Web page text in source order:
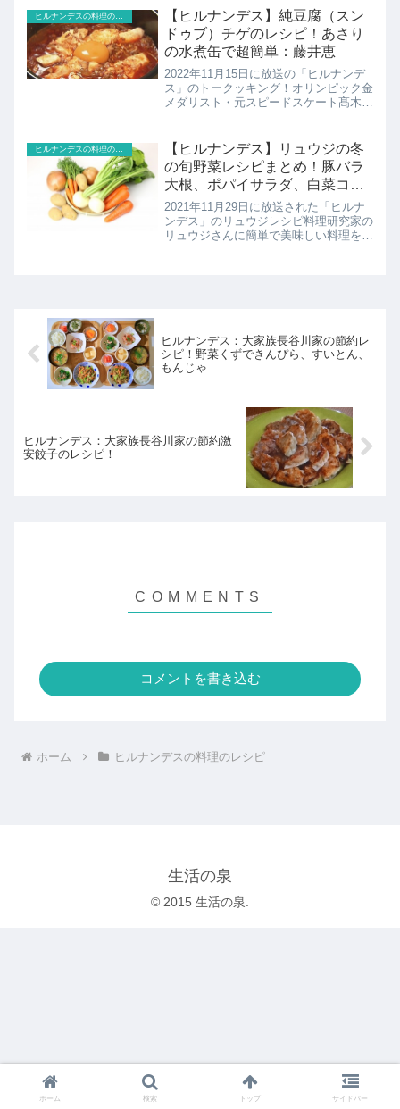
ヒルナンデスの料理のレシピ
【ヒルナンデス】純豆腐（スン
ドゥブ）チゲのレシピ！あさり
の水煮缶で超簡単：藤井恵
2022年11月15日に放送の「ヒルナンデ
ス」のトークッキング！オリンピック金
メダリスト・元スピードスケート髙木菜
料理研究家・藤井恵先生からこれからの
寒い日にぴった...
ヒルナンデスの料理のレシピ
【ヒルナンデス】リュウジの冬
の旬野菜レシピまとめ！豚バラ
大根、ポパイサラダ、白菜コー
ルスローほか
2021年11月29日に放送された「ヒルナ
ンデス」のリュウジレシピ料理研究家の
リュウジさんに簡単で美味しい料理を紹
ヒルナンデス：大家族長谷川家の節約レ
シピ！野菜くずできんぴら、すいとん、
もんじゃ
ヒルナンデス：大家族長谷川家の節約激
安餃子のレシピ！
コメントを書き込む
ホーム ヒルナンデスの料理のレシピ
生活の泉
© 2015 生活の泉.
ホーム 検索 トップ サイドバー